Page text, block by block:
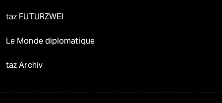
taz FUTURZWEI
Le Monde diplomatique
taz Archiv